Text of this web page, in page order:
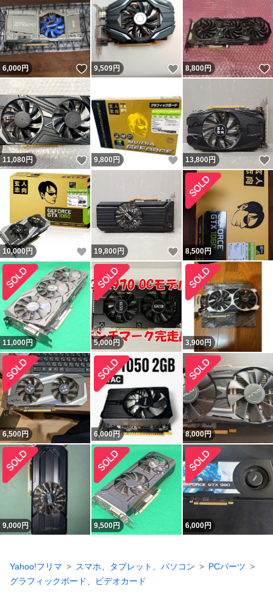
6,000円 いいね！
9,509円 いいね！
8,800円
11,080円 いいね！
9,800 円 いいね！
13,800円
10,000 円 いいね！
19,800円 いいね！
8,500円
11,000円 5,000円 3,900円
6,500円 6,000 円 8,000円
9,000円 9,500円 6,000円
Yahoo!フリマ スマホ、タブレット、パソコン
PCパーツ
グラフィックボード、ビデオカード